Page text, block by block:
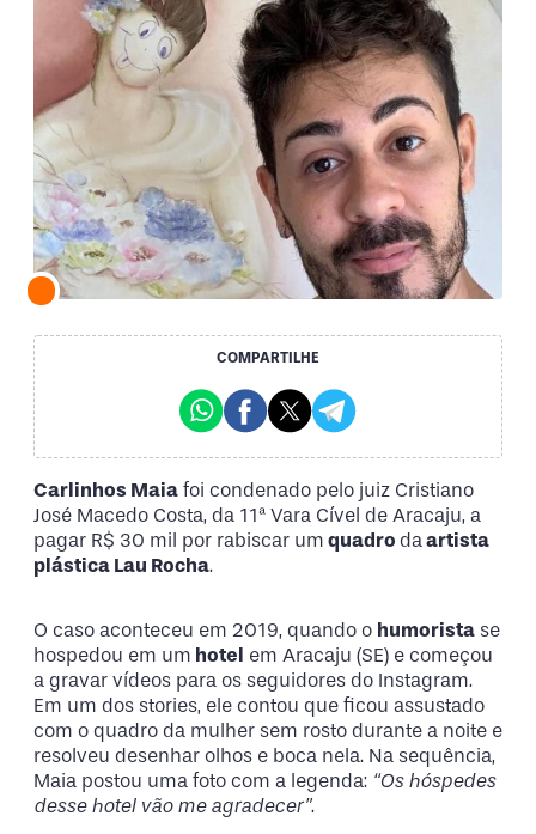
COMPARTILHE
Carlinhos Maia foi condenado pelo juiz Cristiano
José Macedo Costa, da 11ª Vara Cível de Aracaju, a
pagar R$ 30 mil por rabiscar um quadro daartista
plástica Lau Rocha.
O caso aconteceu em 2019, quando o humorista se
hospedou em um hotel em Aracaju (SE) e começou
a gravar vídeos para os seguidores do Instagram.
Em um dos stories, ele contou que ficou assustado
com o quadro da mulher sem rosto durante a noite e
resolveu desenhar olhos e boca nela. Na sequência,
Maia postou uma foto com a legenda: “Os hóspedes
desse hotel vão me agradecer”.